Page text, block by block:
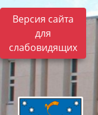
Версия сайта
для
слабовидящих